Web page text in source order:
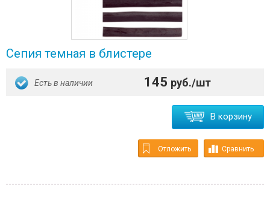
Сепия темная в блистере
Есть в наличии 145 руб./шт
В корзину
Отложить Сравнить